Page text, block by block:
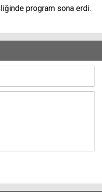
program sona erdi.